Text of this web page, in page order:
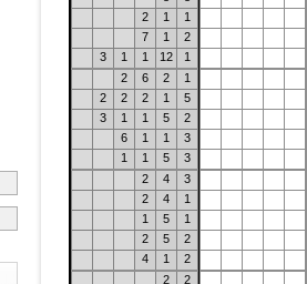
2
1
1
7
1
2
3
1 1 12
1
2
6 2
1
2
2 2 1
5
3
1 1 5
2
6
1 1
3
1
1 5
3
2
4
3
2
4
1
1
5
1
2
5
2
4
1
2
2
2